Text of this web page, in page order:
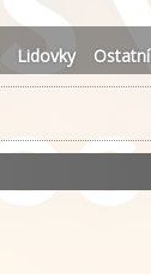
Lidovky Ostatní